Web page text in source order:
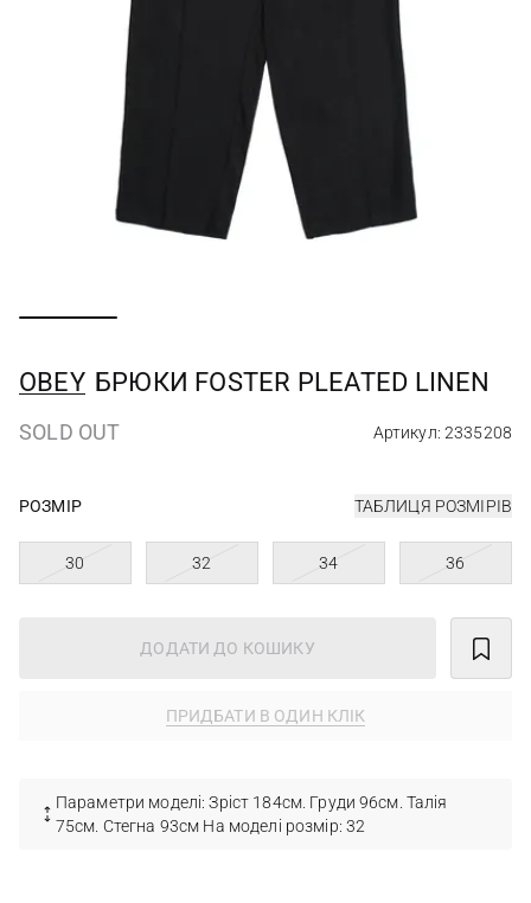
OBEY БРЮКИ FOSTER PLEATED LINEN
SOLD OUT Артикул: 2335208
РОЗМІР ТАБЛИЦЯ РОЗМІРІВ
30 32 34 36
ДОДАТИ ДО КОШИКУ
ПРИДБАТИ В ОДИН КЛІК
Параметри моделі: Зріст 184см. Груди 96см. Талія
75см. Стегна 93см На моделі розмір: 32